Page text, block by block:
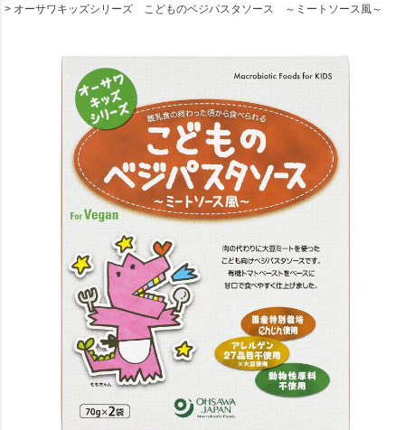
オーサワキッズシリーズ こどものベジパスタソース ～ミートソース風～